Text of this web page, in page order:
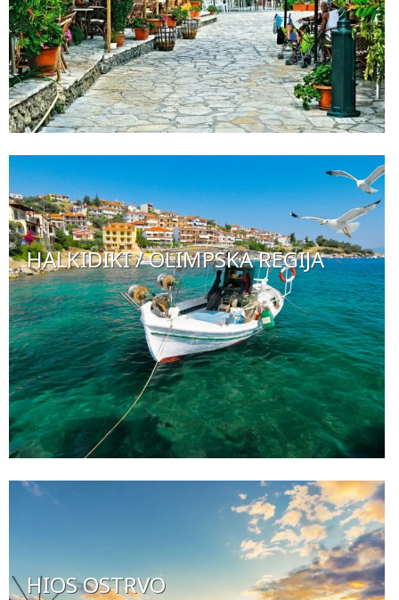
HALKIDIKI / OLIMPSKA REGIJA
HIOS OSTRVO